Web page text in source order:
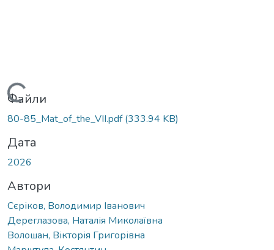
Вантажиться...
Файли
80-85_Mat_of_the_VІІ.pdf(333.94 KB)
Дата
2026
Автори
Сєріков, Володимир Іванович
Дереглазова, Наталія Миколаївна
Волошан, Вікторія Григорівна